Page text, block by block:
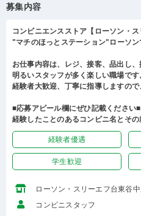
募集内容
コンビニエンスストア【ローソン・ス
"マチのほっとステーション"ローソ
お仕事内容は、レジ、接客、品出し
明るいスタッフが多く楽しい職場です
経験者大歓迎、丁寧に指導しますので
■応募アピール欄にぜひ記載ください■
経験したことのあるコンビニ名とその
経験者優遇
学生歓迎
ローソン・スリーエフ台東谷
コンビニスタッフ